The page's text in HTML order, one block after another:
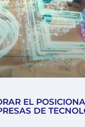
EL
DE